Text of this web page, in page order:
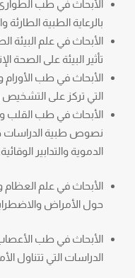
الأبحاث في طب
بالرعاية الطبية الطارئة
الأبحاث في علم البيئة
تأثير البيئة على الصحة
الأبحاث في طب
التي تركز على التشخيص
الأبحاث في طب القلب
نصوص طبية الدراسات
الدموية والتدابير الوقائية.
الأبحاث في علم العظام
حول الأمراض
الأبحاث في طب
الدراسات التي تتناول